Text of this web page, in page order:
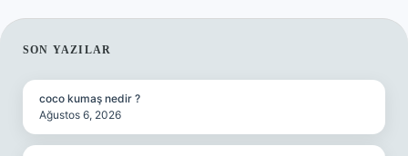
SIDEBAR
SON YAZILAR
coco kumaş nedir ?
Ağustos 6, 2026